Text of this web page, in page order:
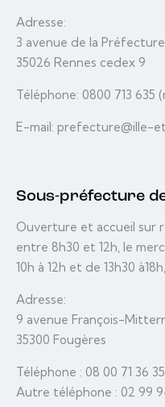
Adresse:
3 avenue de la Préfecture
35026 Rennes cedex 9
Téléphone: 0800 713 635
E-mail: prefecture@ille-
Sous-préfecture
Ouverture et accueil sur
entre 8h30 et 12h, le
10h à 12h et de 13h30
Adresse:
9 avenue François-
35300 Fougères
Téléphone : 08 00 71 36 35
Autre téléphone : 02 99